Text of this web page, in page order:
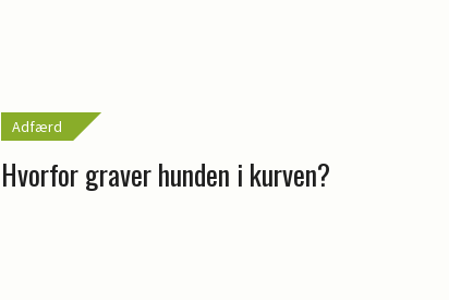
Adfærd
Hvorfor graver hunden i kurven?